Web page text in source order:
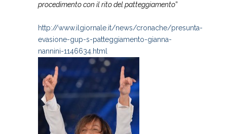
procedimento con il rito del patteggiamento”
http://www.ilgiornale.it/news/cronache/presunta-
evasione-gup-s-patteggiamento-gianna-
nannini-1146634.html